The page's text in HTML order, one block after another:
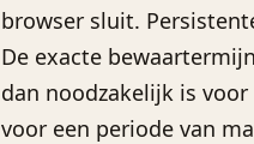
browser sluit.
De exacte
dan noodzakelijk is
voor een periode van